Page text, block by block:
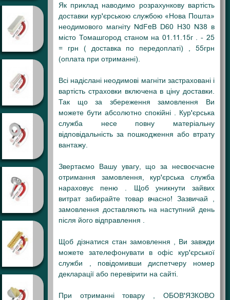
Як приклад наводимо розрахункову вартість
доставки кур'єрською службою «Нова Пошта»
неодимового магніту NdFeB D60 H30 N38 в
місто Томашгород станом на 01.11.15г . - 25
= грн ( доставка по передоплаті) , 55грн
(оплата при отриманні).
Всі надіслані неодимові магніти застраховані і
вартість страховки включена в ціну доставки.
Так що за збереження замовлення Ви
можете бути абсолютно спокійні . Кур'єрська
служба несе повну матеріальну
відповідальність за пошкодження або втрату
вантажу.
Звертаємо Вашу увагу, що за несвоєчасне
отримання замовлення, кур'єрська служба
нараховує пеню . Щоб уникнути зайвих
витрат забирайте товар вчасно! Зазвичай ,
замовлення доставляють на наступний день
після його відправлення .
Щоб дізнатися стан замовлення , Ви завжди
можете зателефонувати в офіс кур'єрської
служби , повідомивши диспетчеру номер
декларації або перевірити на сайті.
При отриманні товару , ОБОВ'ЯЗКОВО